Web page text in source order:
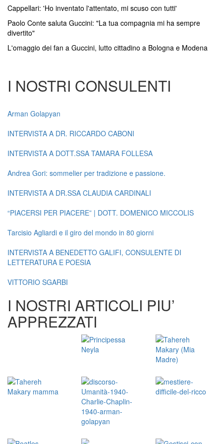
Cappellari: 'Ho inventato l'attentato, mi scuso con tutti'
Paolo Conte saluta Guccini: "La tua compagnia mi ha sempre
divertito"
L'omaggio dei fan a Guccini, lutto cittadino a Bologna e Modena
I NOSTRI CONSULENTI
Arman Golapyan
INTERVISTA A DR. RICCARDO CABONI
INTERVISTA A DOTT.SSA TAMARA FOLLESA
Andrea Gori: sommelier per tradizione e passione.
INTERVISTA A DR.SSA CLAUDIA CARDINALI
“PIACERSI PER PIACERE” | DOTT. DOMENICO MICCOLIS
Tarcisio Agliardi e il giro del mondo in 80 giorni
INTERVISTA A BENEDETTO GALIFI, CONSULENTE DI
LETTERATURA E POESIA
VITTORIO SGARBI
I NOSTRI ARTICOLI PIU’
APPREZZATI